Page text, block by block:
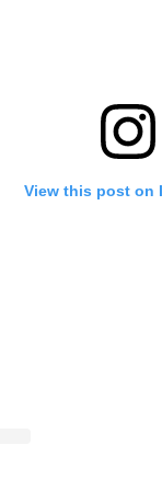
View this post on